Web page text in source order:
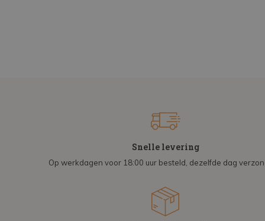
Snelle levering
Op werkdagen voor 18:00 uur besteld, dezelfde dag